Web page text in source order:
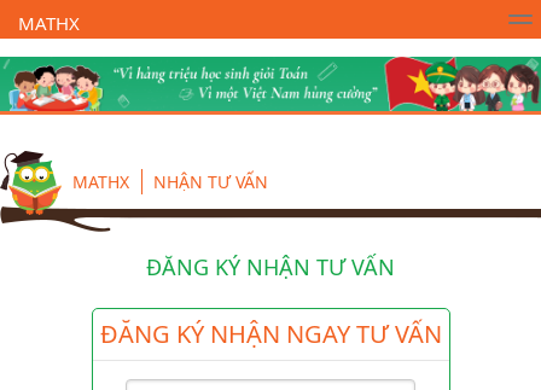
MATHX
Trường Toán Online MATHX Học toán - Lớp 1
MATHX NHẬN TƯ VẤN
ĐĂNG KÝ NHẬN TƯ VẤN
ĐĂNG KÝ NHẬN NGAY TƯ VẤN